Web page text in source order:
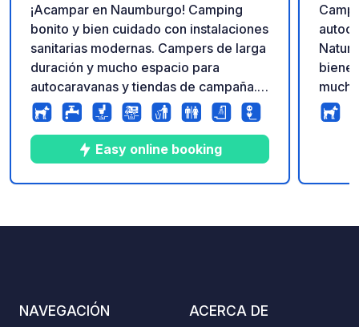
¡Acampar en Naumburgo! Camping
bonito y bien cuidado con instalaciones
sanitarias modernas. Campers de larga
duración y mucho espacio para
autocaravanas y tiendas de campaña.
Zona de juegos infantil grande y muy
tranquila. Pequeño refugio para
acampar, piscina pública justo al lado,
servicio de pan, duchas incluidas,
electricidad, no hay buena conexión
Easy online booking
Camp
de
NAVEGACIÓN ACERCA DE